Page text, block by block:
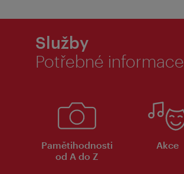
Služby
Potřebné informace
Pamětihodnosti
od A do Z
Akce